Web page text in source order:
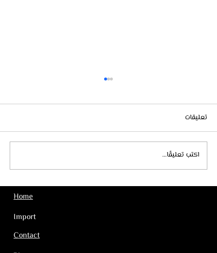
التخليص الجمركي في تركيا
تعليقات
اكتب تعليقًا...
Home
Import
Contact